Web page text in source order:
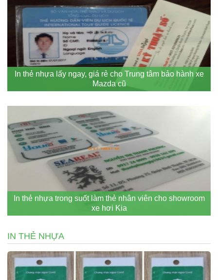
In thẻ nhựa lấy ngay, giá rẻ cho Trung tâm bảo hành xe
Mazda cũ
In thẻ nhựa trong suốt làm thẻ nhân viên cho showroom
xe hơi Kia
IN THẺ NHỰA